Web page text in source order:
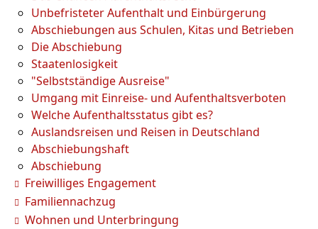
Unbefristeter Aufenthalt und Einbürgerung
Abschiebungen aus Schulen, Kitas und Betrieben
Die Abschiebung
Staatenlosigkeit
"Selbstständige Ausreise"
Umgang mit Einreise- und Aufenthaltsverboten
Welche Aufenthaltsstatus gibt es?
Auslandsreisen und Reisen in Deutschland
Abschiebungshaft
Abschiebung
Freiwilliges Engagement
Familiennachzug
Wohnen und Unterbringung